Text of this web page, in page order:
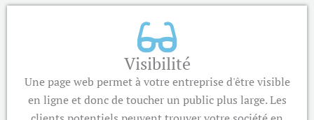
Visibilité
Une page web permet à votre entreprise d'être visible
en ligne et donc de toucher un public plus large. Les